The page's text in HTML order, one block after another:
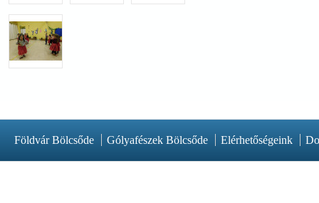
Földvár Bölcsőde Gólyafészek Bölcsőde Elérhetőségeink